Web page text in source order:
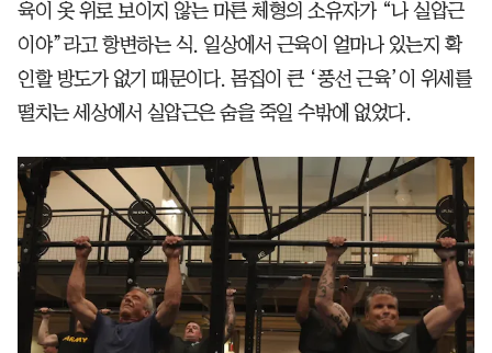
육이 옷 위로 보이지 않는 마른 체형의 소유자가 “나 실압근
이야”라고 항변하는 식. 일상에서 근육이 얼마나 있는지 확
인할 방도가 없기 때문이다. 몸집이 큰 ‘풍선 근육’이 위세를
떨치는 세상에서 실압근은 숨을 죽일 수밖에 없었다.